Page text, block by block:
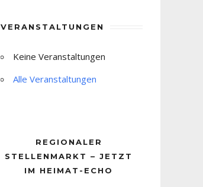
VERANSTALTUNGEN
Keine Veranstaltungen
Alle Veranstaltungen
REGIONALER
STELLENMARKT – JETZT
IM HEIMAT-ECHO